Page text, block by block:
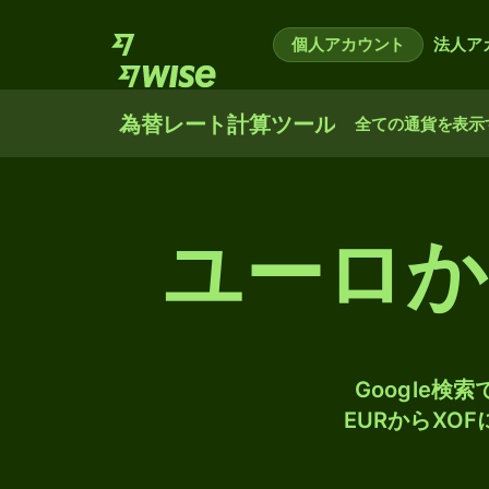
個人アカウント 法人ア
為替レート計算ツール 全ての通貨を表示
ユーロ
Google検索
EURからXOF